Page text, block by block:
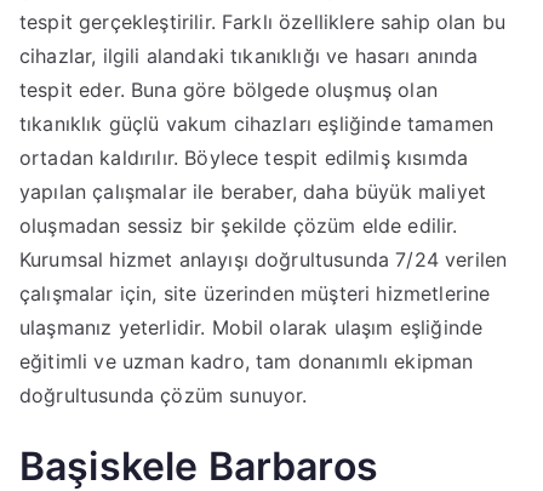
tespit gerçekleştirilir. Farklı özelliklere sahip olan bu
cihazlar, ilgili alandaki tıkanıklığı ve hasarı anında
tespit eder. Buna göre bölgede oluşmuş olan
tıkanıklık güçlü vakum cihazları eşliğinde tamamen
ortadan kaldırılır. Böylece tespit edilmiş kısımda
yapılan çalışmalar ile beraber, daha büyük maliyet
oluşmadan sessiz bir şekilde çözüm elde edilir.
Kurumsal hizmet anlayışı doğrultusunda 7/24 verilen
çalışmalar için, site üzerinden müşteri hizmetlerine
ulaşmanız yeterlidir. Mobil olarak ulaşım eşliğinde
eğitimli ve uzman kadro, tam donanımlı ekipman
doğrultusunda çözüm sunuyor.
Başiskele Barbaros